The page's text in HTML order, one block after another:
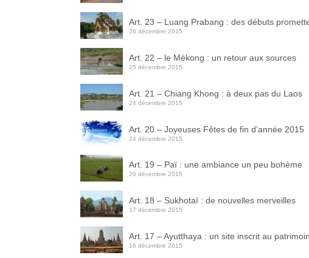
Art. 23 – Luang Prabang : des débuts
26 décembre 2015
Art. 22 – le Mékong : un retour aux sources
25 décembre 2015
Art. 21 – Chiang Khong : à deux pas du Laos
24 décembre 2015
Art. 20 – Joyeuses Fêtes de fin d’année 2015
24 décembre 2015
Art. 19 – Paï : une ambiance un peu bohème
20 décembre 2015
Art. 18 – Sukhotaï : de nouvelles merveilles
17 décembre 2015
Art. 17 – Ayutthaya : un site inscrit au
16 décembre 2015